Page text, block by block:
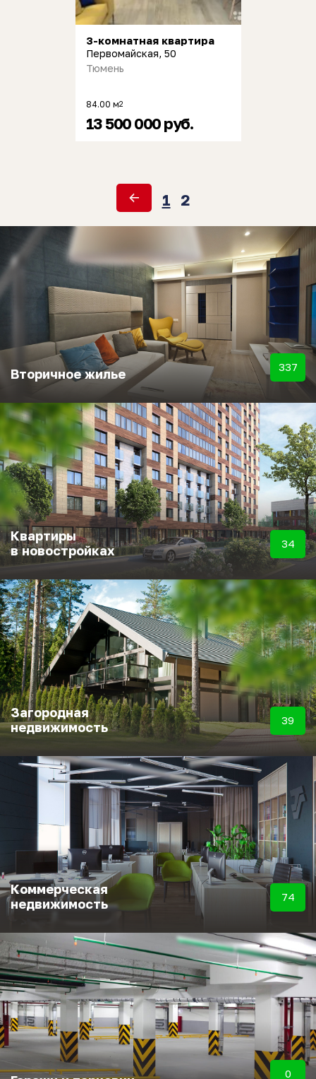
3-комнатная квартира
Первомайская, 50
Тюмень
84.00 м2
13 500 000 руб.
1 2
Вторичное жилье 337
Квартиры
в новостройках
34
Загородная
недвижимость
39
Коммерческая
недвижимость
74
0